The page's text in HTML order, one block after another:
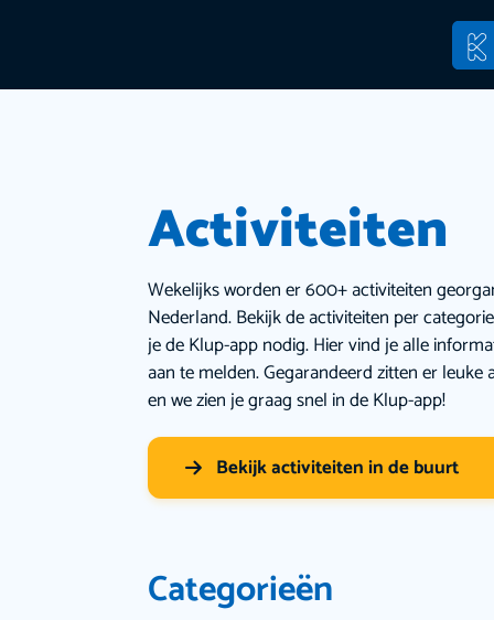
Activiteiten
Wekelijks worden er 600+ activiteiten
Nederland. Bekijk de activiteiten per
je de Klup-app nodig. Hier vind je alle
aan te melden. Gegarandeerd zitten er
en we zien je graag snel in de Klup-app!
Bekijk activiteiten in de buurt
Categorieën